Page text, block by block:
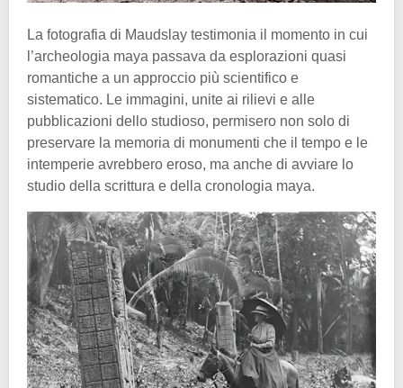
La fotografia di Maudslay testimonia il momento in cui
l’archeologia maya passava da esplorazioni quasi
romantiche a un approccio più scientifico e
sistematico. Le immagini, unite ai rilievi e alle
pubblicazioni dello studioso, permisero non solo di
preservare la memoria di monumenti che il tempo e le
intemperie avrebbero eroso, ma anche di avviare lo
studio della scrittura e della cronologia maya.